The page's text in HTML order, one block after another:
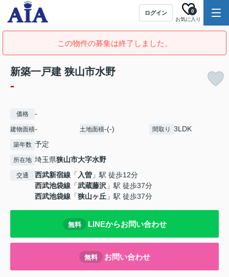
ログイン
お気に入り
0
この物件の募集は終了しました。
新築一戸建 狭山市水野
-
価格 -
建物面積- 土地面積-(-) 間取り 3LDK
築年数 予定
所在地 埼玉県狭山市大字水野
交通 西武新宿線 「 入曽 」駅 徒歩12分
西武池袋線 「武蔵藤沢 」駅 徒歩37分
西武池袋線 「狭山ヶ丘 」駅 徒歩37分
無料 LINEからお問い合わせ
無料 お問い合わせ